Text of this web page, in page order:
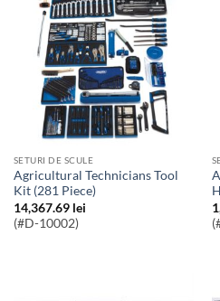
SETURI DE SCULE
Agricultural Technicians Tool
Kit (281 Piece)
14,367.69 lei
(#D-10002)
Automotive/General Purpose